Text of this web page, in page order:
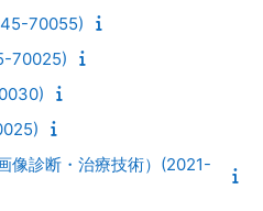
70055)
70025)
像診断・治療技術）(2021-